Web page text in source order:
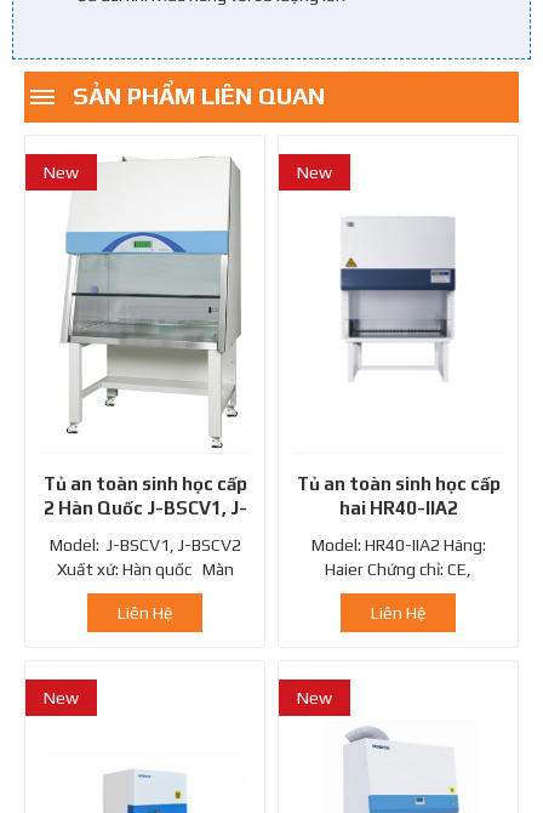
SẢN PHẨM LIÊN QUAN
New
Tủ an toàn sinh học cấp
2 Hàn Quốc J-BSCV1, J-
Model: J-BSCV1, J-BSCV2
Xuất xứ: Hàn quốc Màn
hình...
Liên Hệ
New
Tủ an toàn sinh học cấp
hai HR40-IIA2
Model: HR40-IIA2 Hãng:
Haier Chứng chỉ: CE,
ISO9001,...
Liên Hệ
New New